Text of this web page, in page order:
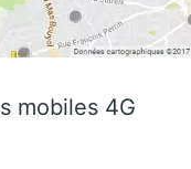
mobiles 4G